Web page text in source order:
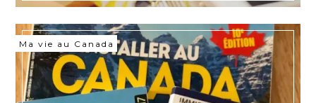
Ma vie au Canada